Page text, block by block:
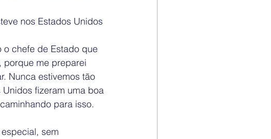
nos Estados Unidos
o chefe de Estado que
porque me preparei
Nunca estivemos tão
fizeram uma boa
para isso.
sem